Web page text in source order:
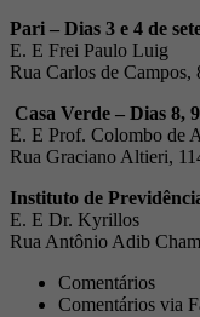
Pari – Dias 3 e 4 de
E. E Frei Paulo Luig
Rua Carlos de Campos,
Casa Verde – Dias 8,
E. E Prof. Colombo de
Rua Graciano Altieri,
Instituto de
E. E Dr. Kyrillos
Rua Antônio Adib
Comentários
Comentários via